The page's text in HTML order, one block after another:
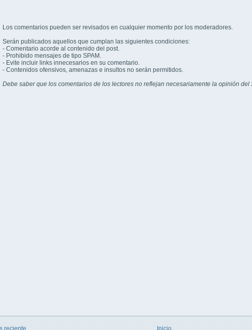
Los comentarios pueden ser revisados en cualquier momento por los moderadores.
Serán publicados aquellos que cumplan las siguientes condiciones:
- Comentario acorde al contenido del post.
- Prohibido mensajes de tipo SPAM.
- Evite incluir links innecesarios en su comentario.
- Contenidos ofensivos, amenazas e insultos no serán permitidos.
Debe saber que los comentarios de los lectores no reflejan necesariamente la opinión del